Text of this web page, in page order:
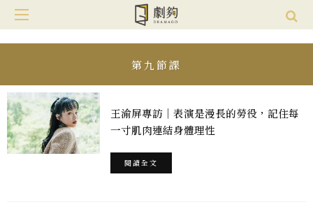
第九節課
王渝屏專訪｜表演是漫長的勞役，記住每
一寸肌肉連結身體理性
閱讀全文